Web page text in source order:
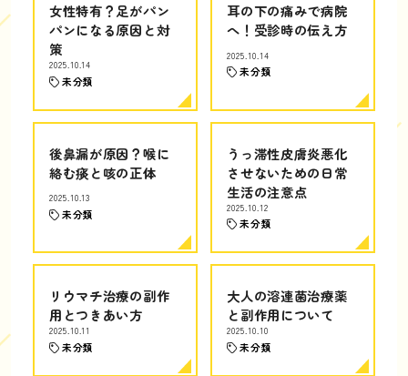
女性特有？足がパン
パンになる原因と対
策
2025.10.14
未分類
耳の下の痛みで病院
へ！受診時の伝え方
2025.10.14
未分類
後鼻漏が原因？喉に
絡む痰と咳の正体
2025.10.13
未分類
うっ滞性皮膚炎悪化
させないための日常
生活の注意点
2025.10.12
未分類
リウマチ治療の副作
用とつきあい方
2025.10.11
未分類
大人の溶連菌治療薬
と副作用について
2025.10.10
未分類